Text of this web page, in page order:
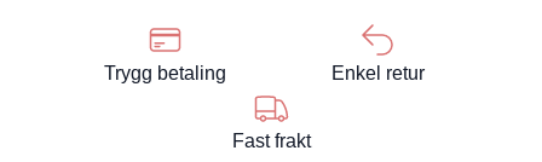
Trygg betaling Enkel retur
Fast frakt